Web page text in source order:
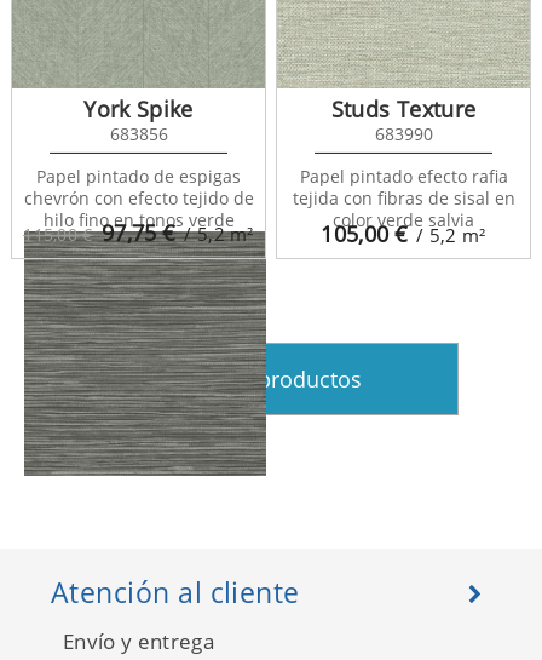
Sisay Texture 681834
115,00 € 97,75€ / 5,2m²
York Spike
683856
Papel pintado de espigas
chevrón con efecto tejido de
hilo fino en tonos verde
105,00€ / 5,2 m²
Studs Texture
683990
Papel pintado efecto rafia
tejida con fibras de sisal en
color verde salvia
Ver más productos
Atención al cliente
Envío y entrega